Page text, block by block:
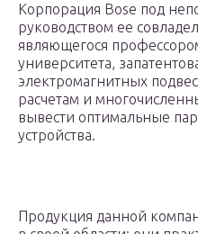
Корпорация Bose под
руководством ее
являющегося
университета,
электромагнитных
расчетам и
вывести оптимальные
устройства.
Продукция данной